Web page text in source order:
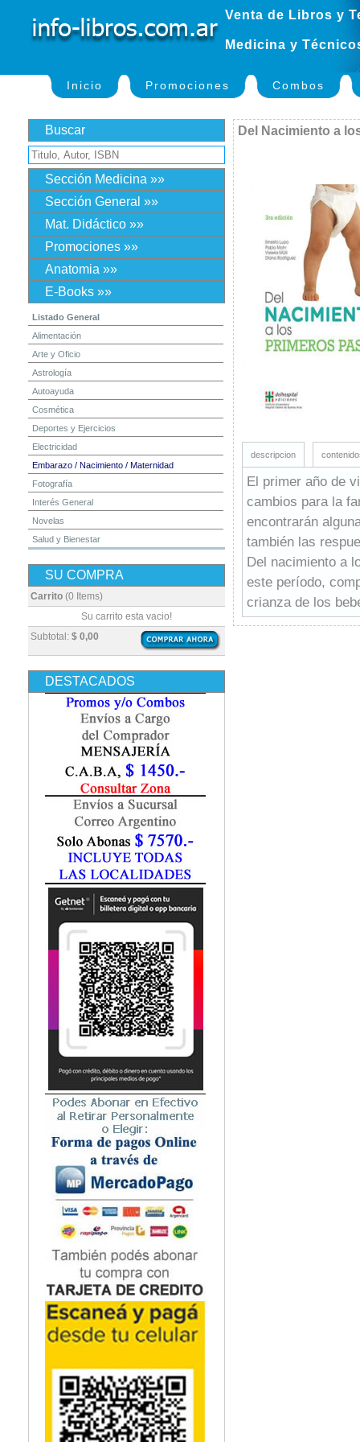
Venta de Libros y
Medicina y
Inicio Promociones Combos
Buscar
Sección Medicina »»
Sección General »»
Mat. Didáctico »»
Promociones »»
Anatomia »»
E-Books »»
Listado General
Alimentación
Arte y Oficio
Astrología
Autoayuda
Cosmética
Deportes y Ejercicios
Electricidad
Embarazo / Nacimiento / Maternidad
Fotografía
Interés General
Novelas
Salud y Bienestar
SU COMPRA
Carrito (0 Items)
Subtotal: $ 0,00
Su carrito esta vacio!
DESTACADOS
Del Nacimiento a
descripcion
El primer año de
cambios para la
encontrarán
también las
Del nacimiento a
este período,
crianza de los